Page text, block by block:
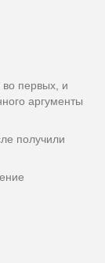
во первых, и
аргументы
получили